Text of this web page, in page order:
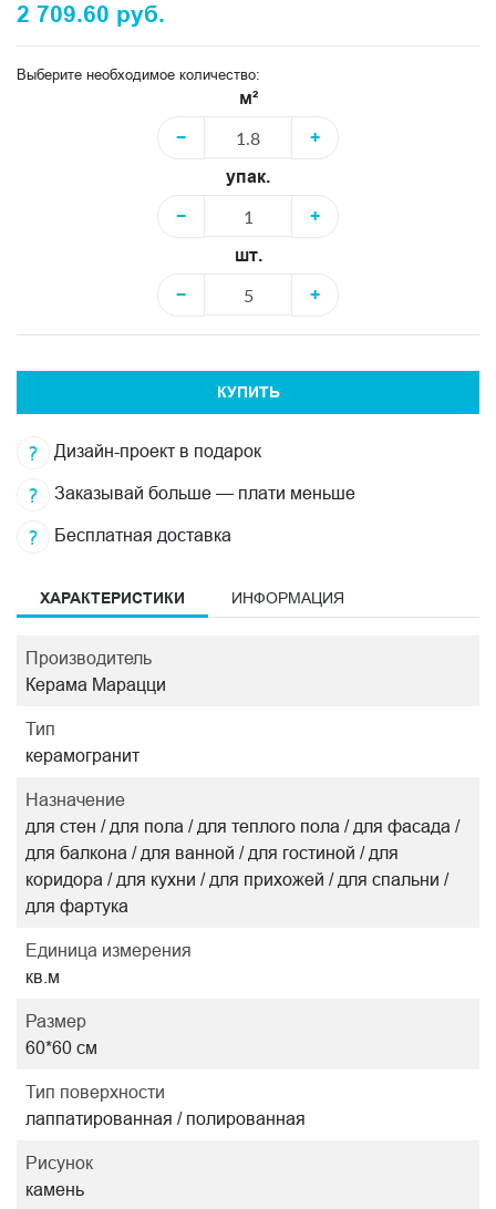
2 709.60 руб.
Выберите необходимое количество:
м²
−
+
упак.
−
+
шт.
−
+
КУПИТЬ
Дизайн-проект в подарок
Заказывай больше — плати меньше
Бесплатная доставка
ХАРАКТЕРИСТИКИ ИНФОРМАЦИЯ
Производитель
Керама Марацци
Тип
керамогранит
Назначение
для стен / для пола / для теплого пола / для фасада /
для балкона / для ванной / для гостиной / для
коридора / для кухни / для прихожей / для спальни /
для фартука
Единица измерения
кв.м
Размер
60*60 см
Тип поверхности
лаппатированная / полированная
Рисунок
камень